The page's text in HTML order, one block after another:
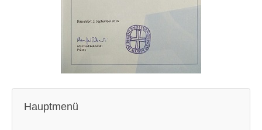
Hauptmenü